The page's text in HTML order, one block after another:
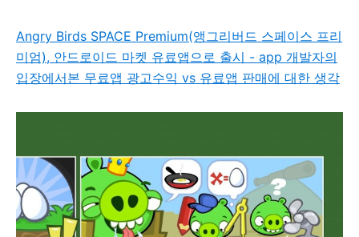
Angry Birds SPACE Premium(앵그리버드 스페이스 프리
미엄), 안드로이드 마켓 유료앱으로 출시 - app 개발자의
입장에서본 무료앱 광고수익 vs 유료앱 판매에 대한 생각